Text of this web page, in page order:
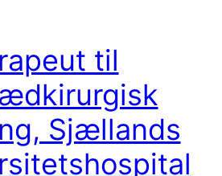
til
Sjællands